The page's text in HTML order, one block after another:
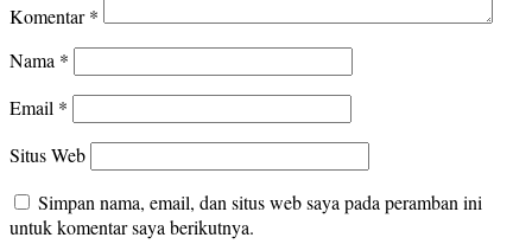
Komentar*
Nama *
Email *
Situs Web
Simpan nama, email, dan situs web saya pada peramban ini
untuk komentar saya berikutnya.